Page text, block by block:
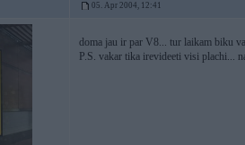
05. Apr 2004, 12:41
doma jau ir par V8... tur laikam biku
P.S. vakar tika irevideeti visi plachi...